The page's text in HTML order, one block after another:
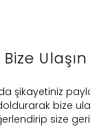
Bize Ulaşın
şikayetiniz
bize
size